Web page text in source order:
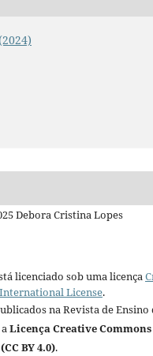
Debora Cristina Lopes
licenciado sob uma licença
License.
na Revista de Ensino
Licença Creative
BY 4.0).